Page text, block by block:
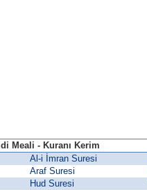
Meali - Kuranı Kerim
Al-i İmran Suresi
Araf Suresi
Hud Suresi